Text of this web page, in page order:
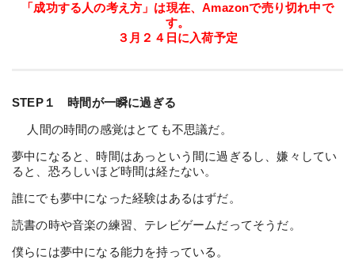
「成功する人の考え方」は現在、Amazonで売り切れ中で
す。
３月２４日に入荷予定
STEP１ 時間が一瞬に過ぎる
人間の時間の感覚はとても不思議だ。
夢中になると、時間はあっという間に過ぎるし、嫌々してい
ると、恐ろしいほど時間は経たない。
誰にでも夢中になった経験はあるはずだ。
読書の時や音楽の練習、テレビゲームだってそうだ。
僕らには夢中になる能力を持っている。